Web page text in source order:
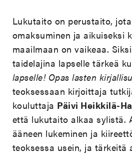
Lukutaito on perustaito,
omaksuminen ja aikuiseksi
maailmaan on vaikeaa.
taidelajina lapselle tärkeä
lapselle! Opas lasten
teoksessaan kirjoittaja
kouluttaja Päivi Heikkilä-
että lukutaito alkaa sylistä.
ääneen lukeminen ja
teoksessa usein, ja tärkeitä